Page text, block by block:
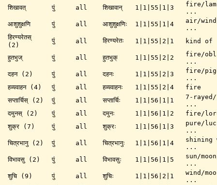
शिखावत्
पुं all शिखावान् 1|1|55|1|3
fire/
...
आशुशुक्षणि
पुं all आशुशुक्षणिः 1|1|55|1|4
air/
...
हिरण्यरेतस्
(2)
पुं all हिरण्यरेतः 1|1|55|2|1 kind of
हुतभुज् पुं all हुतभुक् 1|1|55|2|2
fire/
...
दहन (2)
पुं all दहनः 1|1|55|2|3
fire/
...
हव्यवाहन (4)
पुं all हव्यवाहनः 1|1|55|2|4
fire
सप्तार्चिस् (2)
पुं all सप्तार्चिः 1|1|56|1|1
7-
...
दमुनस् (2)
पुं all दमुनः 1|1|56|1|2
fire/
शुक्र (7)
पुं all शुक्रः 1|1|56|1|3
pure/
...
चित्रभानु (2)
पुं all चित्रभानुः 1|1|56|1|4
...
विभावसु (2)
पुं all विभावसुः 1|1|56|1|5
sun/
...
शुचि (9)
पुं all शुचिः 1|1|56|2|1
wind/
...